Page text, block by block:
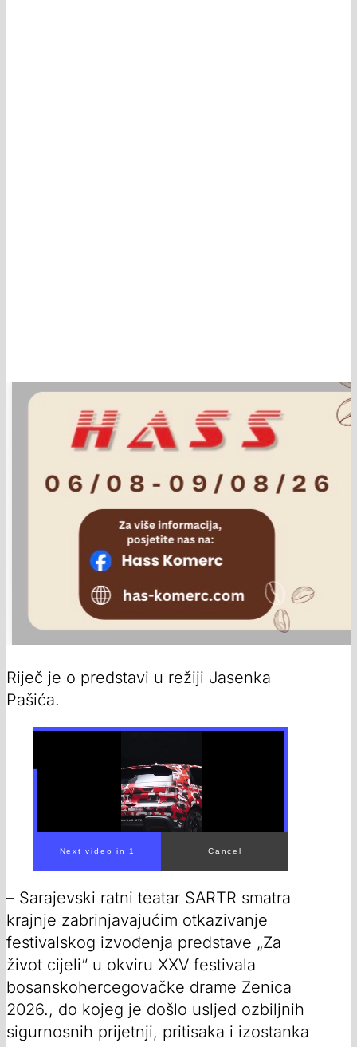
Riječ je o predstavi u režiji Jasenka
Pašića.
00:00/ 00:52
– Sarajevski ratni teatar SARTR smatra
krajnje zabrinjavajućim otkazivanje
festivalskog izvođenja predstave „Za
život cijeli“ u okviru XXV festivala
bosanskohercegovačke drame Zenica
2026., do kojeg je došlo usljed ozbiljnih
sigurnosnih prijetnji, pritisaka i izostanka